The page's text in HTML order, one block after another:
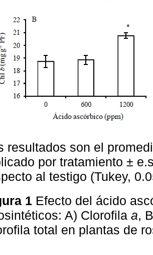
resultados son el
por tratamiento ±
al testigo (Tukey,
1 Efecto del ácido
A) Clorofila a,
total en plantas de